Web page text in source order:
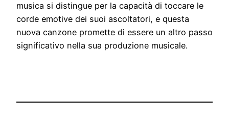
musica si distingue per la capacità di toccare le
corde emotive dei suoi ascoltatori, e questa
nuova canzone promette di essere un altro passo
significativo nella sua produzione musicale.